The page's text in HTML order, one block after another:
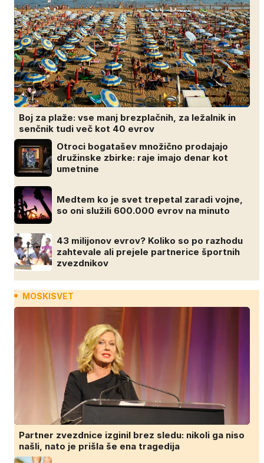
Boj za plaže: vse manj brezplačnih, za ležalnik in
senčnik tudi več kot 40 evrov
Otroci bogatašev množično prodajajo
družinske zbirke: raje imajo denar kot
umetnine
Medtem ko je svet trepetal zaradi vojne,
so oni služili 600.000 evrov na minuto
43 milijonov evrov? Koliko so po razhodu
zahtevale ali prejele partnerice športnih
zvezdnikov
MOSKISVET
Partner zvezdnice izginil brez sledu: nikoli ga niso
našli, nato je prišla še ena tragedija